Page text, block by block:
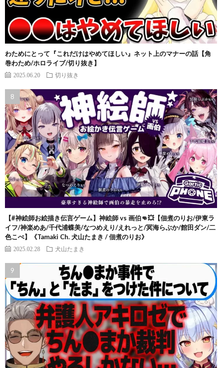
わためにとって『これだけはやめてほしい』ネット上のマナーの話【角
巻わため/ホロライブ/切り抜き】
2025.06.20 切り抜き
【#神絵師お絵描き伝言ゲーム】神絵師 vs 画伯👊💥【佃煮のりお/伊東ラ
イフ/神楽めあ/千代浦蝶美/なつめえり/えれっと/冥海らぶか/館田ダン/二
色こぺ】《Tamaki Ch. 犬山たまき / 佃煮のりお》
2025.02.28 犬山たまき